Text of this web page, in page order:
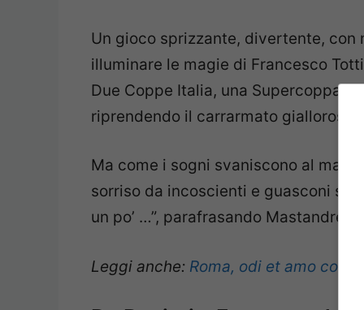
Un gioco sprizzante, divertente, con
illuminare le magie di Francesco
Due Coppe Italia, una Supercoppa
riprendendo il carrarmato giallorosso.
Ma come i sogni svaniscono al
sorriso da incoscienti e guasconi
un po’ …”, parafrasando Mastandrea
Leggi anche: Roma, odi et amo con